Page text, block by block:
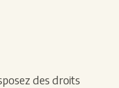
des droits